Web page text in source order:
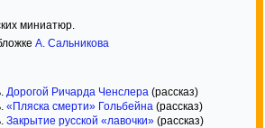
миниатюр.
А. Сальникова
Дорогой Ричарда Ченслера (рассказ)
«Пляска смерти» Гольбейна (рассказ)
Закрытие русской «лавочки» (рассказ)